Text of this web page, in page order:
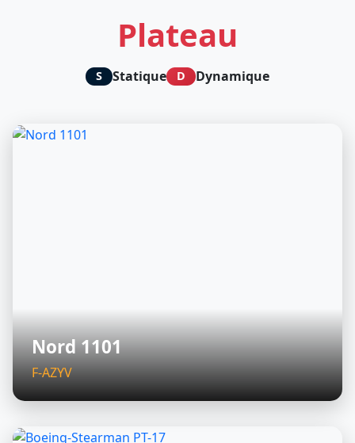
Plateau
S Statique D Dynamique
Nord 1101
F-AZYV